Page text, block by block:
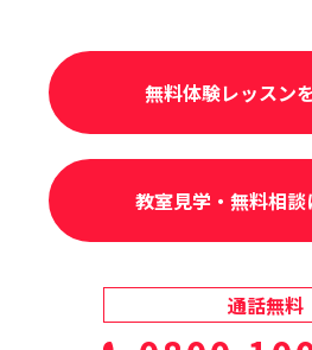
無料体験レッスン
教室見学・無料相
通話無料